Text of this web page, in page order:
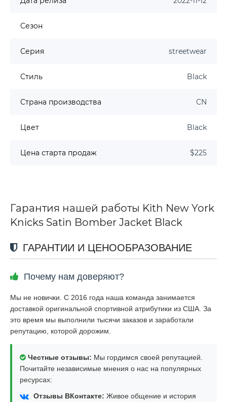
Сезон
Серия streetwear
Стиль Black
Страна производства CN
Цвет Black
Цена старта продаж $225
Гарантия нашей работы Kith New York
Knicks Satin Bomber Jacket Black
ГАРАНТИИ И ЦЕНООБРАЗОВАНИЕ
Почему нам доверяют?
Мы не новички. С 2016 года наша команда занимается
доставкой оригинальной спортивной атрибутики из США. За
это время мы выполнили тысячи заказов и заработали
репутацию, которой дорожим.
Честные отзывы: Мы гордимся своей репутацией.
Почитайте независимые мнения о нас на популярных
ресурсах:
Отзывы ВКонтакте: Живое общение и история